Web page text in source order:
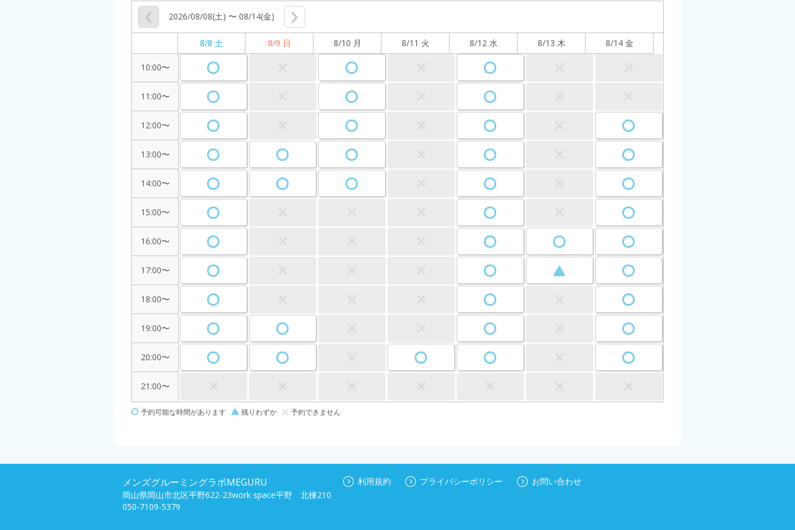
2026/08/08(土) 〜 08/14(金)
8/8 土 8/9 日 8/10 月 8/11 火 8/12 水 8/13 木 8/14 金
10:00〜
11:00〜
12:00〜
13:00〜
14:00〜
15:00〜
16:00〜
17:00〜
18:00〜
19:00〜
20:00〜
21:00〜
予約可能な時間があります 残りわずか 予約できません
メンズグルーミングラボMEGURU
岡山県岡山市北区平野622-23work space平野 北棟210
050-7109-5379
利用規約 プライバシーポリシー お問い合わせ